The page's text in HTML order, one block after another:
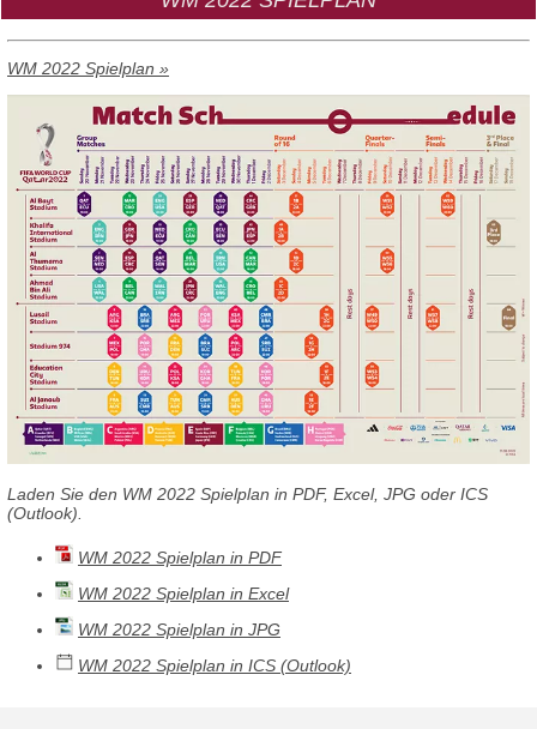
WM 2022 Spielplan »
Laden Sie den WM 2022 Spielplan in PDF, Excel, JPG oder ICS
(Outlook).
WM 2022 Spielplan in PDF
WM 2022 Spielplan in Excel
WM 2022 Spielplan in JPG
WM 2022 Spielplan in ICS (Outlook)